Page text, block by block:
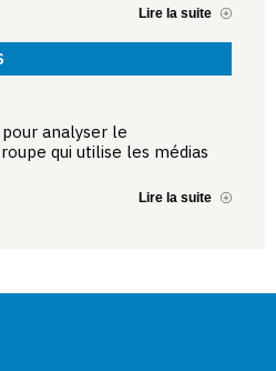
Lire la suite
analyser le
qui utilise les médias
Lire la suite